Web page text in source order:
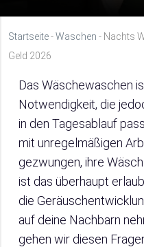
Startseite-Waschen - Nachts
Geld 2026
Das Wäschewaschen
Notwendigkeit, die
in den Tagesablauf
mit unregelmäßigen
gezwungen, ihre
ist das überhaupt
die
auf deine Nachbarn
gehen wir diesen